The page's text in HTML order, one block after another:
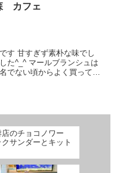
カフェ
す 甘すぎず素朴な味でし
^_^ マールブランシュは
でない頃からよく買ってい
店のチョコノワー
サンダーとキット